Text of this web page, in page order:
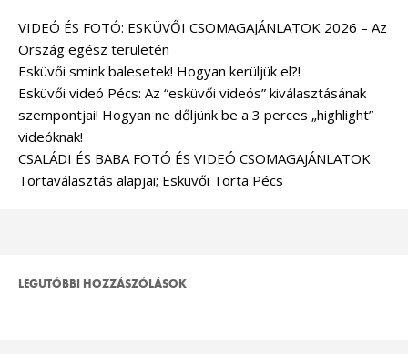
VIDEÓ ÉS FOTÓ: ESKÜVŐI CSOMAGAJÁNLATOK 2026 – Az
Ország egész területén
Esküvői smink balesetek! Hogyan kerüljük el?!
Esküvői videó Pécs: Az “esküvői videós” kiválasztásának
szempontjai! Hogyan ne dőljünk be a 3 perces „highlight”
videóknak!
CSALÁDI ÉS BABA FOTÓ ÉS VIDEÓ CSOMAGAJÁNLATOK
Tortaválasztás alapjai; Esküvői Torta Pécs
LEGUTÓBBI HOZZÁSZÓLÁSOK